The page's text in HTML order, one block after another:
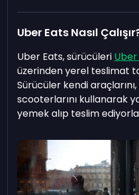
Uber Eats Nasıl
Uber Eats, sürücüleri
üzerinden yerel teslimat
Sürücüler kendi
scooterlarını kullanarak
yemek alıp teslim